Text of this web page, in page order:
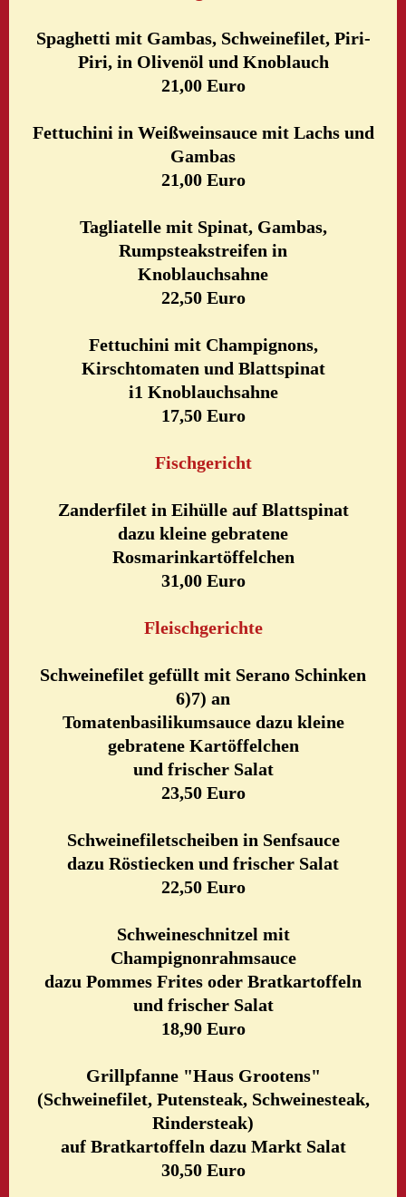
Spaghetti mit Gambas, Schweinefilet, Piri-
Piri, in Olivenöl und Knoblauch
21,00 Euro
Fettuchini in Weißweinsauce mit Lachs und
Gambas
21,00 Euro
Tagliatelle mit Spinat, Gambas,
Rumpsteakstreifen in
Knoblauchsahne
22,50 Euro
Fettuchini mit Champignons,
Kirschtomaten und Blattspinat
i1 Knoblauchsahne
17,50 Euro
Fischgericht
Zanderfilet in Eihülle auf Blattspinat
dazu kleine gebratene
Rosmarinkartöffelchen
31,00 Euro
Fleischgerichte
Schweinefilet gefüllt mit Serano Schinken
6)7) an
Tomatenbasilikumsauce dazu kleine
gebratene Kartöffelchen
und frischer Salat
23,50 Euro
Schweinefiletscheiben in Senfsauce
dazu Röstiecken und frischer Salat
22,50 Euro
Schweineschnitzel mit
Champignonrahmsauce
dazu Pommes Frites oder Bratkartoffeln
und frischer Salat
18,90 Euro
Grillpfanne "Haus Grootens"
(Schweinefilet, Putensteak, Schweinesteak,
Rindersteak)
auf Bratkartoffeln dazu Markt Salat
30,50 Euro